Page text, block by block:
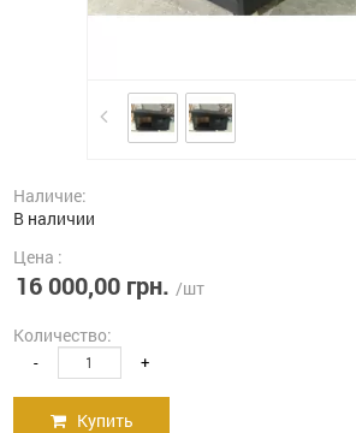
Наличие:
В наличии
Цена :
16 000,00 грн. /шт
Количество:
- +
Купить